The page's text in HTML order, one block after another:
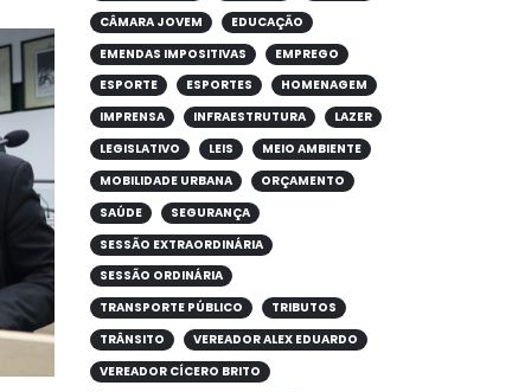
CÂMARA JOVEM
EDUCAÇÃO
EMENDAS IMPOSITIVAS
EMPREGO
ESPORTE
ESPORTES
HOMENAGEM
IMPRENSA
INFRAESTRUTURA
LAZER
LEGISLATIVO
LEIS
MEIO AMBIENTE
MOBILIDADE URBANA
ORÇAMENTO
SAÚDE
SEGURANÇA
SESSÃO EXTRAORDINÁRIA
SESSÃO ORDINÁRIA
TRANSPORTE PÚBLICO
TRIBUTOS
TRÂNSITO
VEREADOR ALEX EDUARDO
VEREADOR CÍCERO BRITO